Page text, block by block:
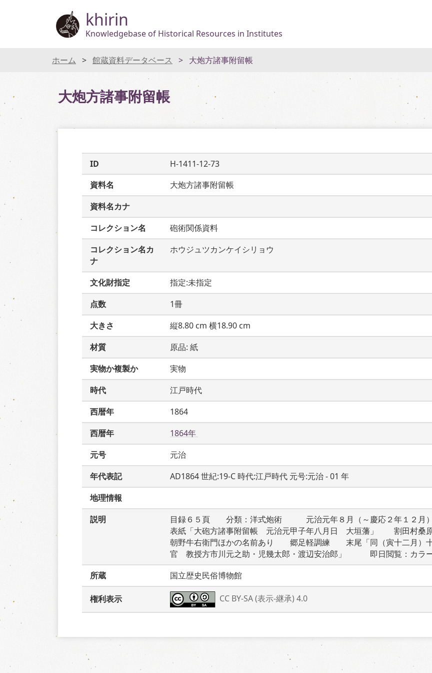
khirin
Knowledgebase of Historical Resources in Institutes
ホーム 館蔵資料データベース 大炮方諸事附留帳
大炮方諸事附留帳
ID
H-1411-12-73
資料名
大炮方諸事附留帳
資料名カナ
コレクション名
砲術関係資料
コレクション名カ
ナ
ホウジュツカンケイシリョウ
文化財指定
指定:未指定
点数
1冊
大きさ
縦8.80 cm 横18.90 cm
材質
原品: 紙
実物か複製か
実物
時代
江戸時代
西暦年
1864
西暦年
1864年
元号
元治
年代表記
AD1864 世紀:19-C 時代:江戸時代 元号:元治 - 01 年
地理情報
説明
目録６５頁　　分類：洋式炮術　　　元治元年８月（～慶応２年１２
表紙「大砲方諸事附留帳　元治元甲子年八月日　大垣藩」　　割田村桑
朝野牛右衛門ほかの名前あり　　郷足軽調練　　末尾「同（寅十二月）
官　教授方市川元之助・児幾太郎・渡辺安治郎」　　　即日閲覧：カラ
所蔵
国立歴史民俗博物館
権利表示 CC BY-SA (表示-継承) 4.0